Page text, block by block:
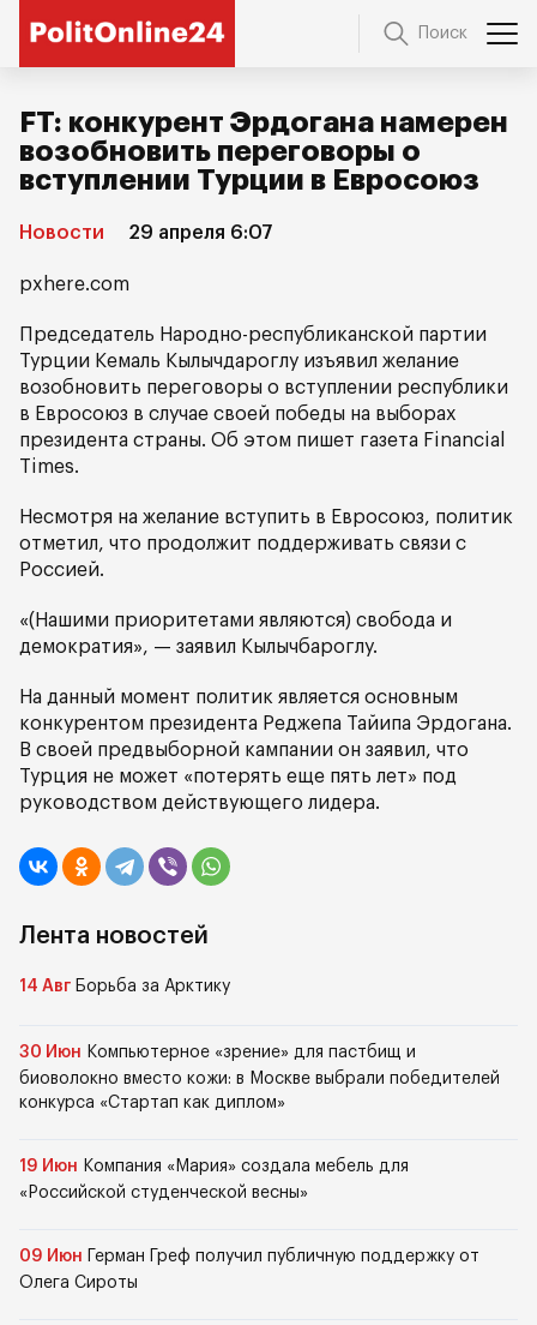
Поиск
FT: конкурент Эрдогана намерен
возобновить переговоры о
вступлении Турции в Евросоюз
Новости 29 апреля 6:07
pxhere.com
Председатель Народно-республиканской партии
Турции Кемаль Кылычдароглу изъявил желание
возобновить переговоры о вступлении республики
в Евросоюз в случае своей победы на выборах
президента страны. Об этом пишет газета Financial
Times.
Несмотря на желание вступить в Евросоюз, политик
отметил, что продолжит поддерживать связи с
Россией.
«(Нашими приоритетами являются) свобода и
демократия», — заявил Кылычбароглу.
На данный момент политик является основным
конкурентом президента Реджепа Тайипа Эрдогана.
В своей предвыборной кампании он заявил, что
Турция не может «потерять еще пять лет» под
руководством действующего лидера.
Лента новостей
14 Авг Борьба за Арктику
30 Июн Компьютерное «зрение» для пастбищ и
биоволокно вместо кожи: в Москве выбрали победителей
конкурса «Стартап как диплом»
19 Июн Компания «Мария» создала мебель для
«Российской студенческой весны»
09 Июн
Герман Греф получил публичную поддержку от
Олега Сироты